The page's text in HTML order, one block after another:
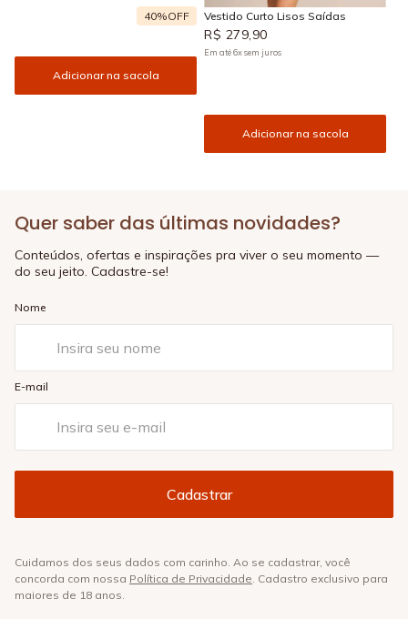
40%OFF
Adicionar na sacola
Vestido Curto Lisos Saídas
R$ 279,90
Em até6xsem juros
Adicionar na sacola
Quer saber das últimas novidades?
Conteúdos, ofertas e inspirações pra viver o seu momento —
do seu jeito. Cadastre-se!
Nome
E-mail
Cuidamos dos seus dados com carinho. Ao se cadastrar, você
concorda com nossa Política de Privacidade. Cadastro exclusivo para
maiores de 18 anos.